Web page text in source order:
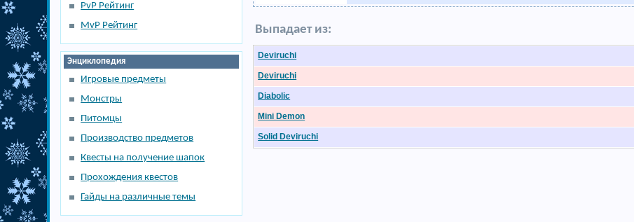
PvP Рейтинг
MvP Рейтинг
Энциклопедия
Игровые предметы
Монстры
Питомцы
Производство предметов
Квесты на получение шапок
Прохождения квестов
Гайды на различные темы
Выпадает из:
Deviruchi
Deviruchi
Diabolic
Mini Demon
Solid Deviruchi